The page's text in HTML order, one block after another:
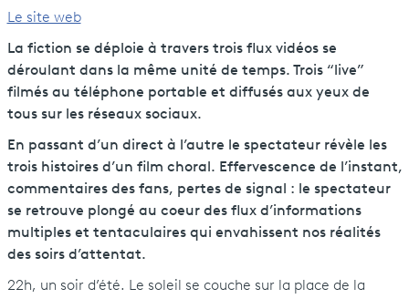
Le site web
La fiction se déploie à travers trois flux vidéos se
déroulant dans la même unité de temps. Trois “live”
filmés au téléphone portable et diffusés aux yeux de
tous sur les réseaux sociaux.
En passant d’un direct à l’autre le spectateur révèle les
trois histoires d’un film choral. Effervescence de l’instant,
commentaires des fans, pertes de signal : le spectateur
se retrouve plongé au coeur des flux d’informations
multiples et tentaculaires qui envahissent nos réalités
des soirs d’attentat.
22h, un soir d’été. Le soleil se couche sur la place de la